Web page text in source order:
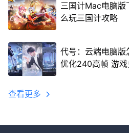
三国计Mac电脑
么玩三国计攻略
代号：云端电脑
优化240高帧 游
查看更多